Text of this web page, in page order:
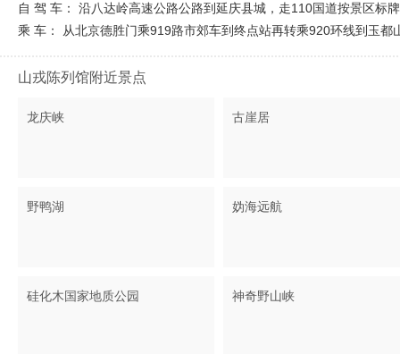
自 驾 车： 沿八达岭高速公路公路到延庆县城，走110国道按景区标
乘 车： 从北京德胜门乘919路市郊车到终点站再转乘920环线到玉都
山戎陈列馆附近景点
龙庆峡 古崖居
野鸭湖 妫海远航
硅化木国家地质公园 神奇野山峡